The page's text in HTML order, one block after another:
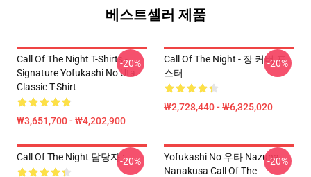
베스트셀러 제품
Call Of The Night T-Shirts -
Signature Yofukashi No Uta
Classic T-Shirt
₩3,651,700 - ₩4,202,900
-20%
Call Of The Night - 장 커버 포
스터
₩2,728,440 - ₩6,325,020
-20%
Call Of The Night 담당자 :-20%
Yofukashi No 우타 Nazuna
Nanakusa Call Of The
-20%